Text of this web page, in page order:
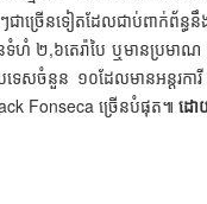
ជា​ច្រើន​​ទៀត​ដែល​ជាប់​ពាក់​ព័
ទំហំ​ ២,៦​តេរ៉ាបៃ​ ​ឬ​មាន​ប្រមា
េស​ចំនួន​ ១០​ដែល​​មាន​អន្តរក
Fonseca ​ច្រើន​បំផុត៕ ដោ